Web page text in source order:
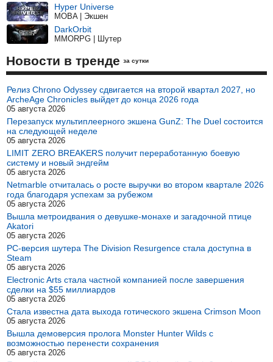
Hyper Universe
MOBA | Экшен
DarkOrbit
MMORPG | Шутер
Новости в тренде за сутки
Релиз Chrono Odyssey сдвигается на второй квартал 2027, но
ArcheAge Chronicles выйдет до конца 2026 года
05 августа 2026
Перезапуск мультиплеерного экшена GunZ: The Duel состоится
на следующей неделе
05 августа 2026
LIMIT ZERO BREAKERS получит переработанную боевую
систему и новый эндгейм
05 августа 2026
Netmarble отчиталась о росте выручки во втором квартале 2026
года благодаря успехам за рубежом
05 августа 2026
Вышла метроидвания о девушке-монахе и загадочной птице
Akatori
05 августа 2026
PC-версия шутера The Division Resurgence стала доступна в
Steam
05 августа 2026
Electronic Arts стала частной компанией после завершения
сделки на $55 миллиардов
05 августа 2026
Стала известна дата выхода готического экшена Crimson Moon
05 августа 2026
Вышла демоверсия пролога Monster Hunter Wilds с
возможностью перенести сохранения
05 августа 2026